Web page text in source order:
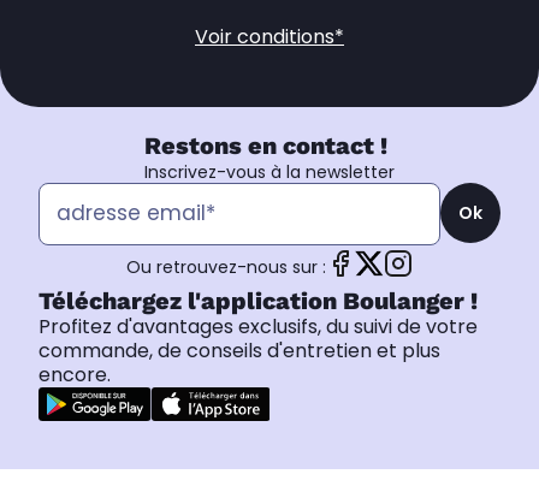
Voir conditions*
Restons en contact !
Inscrivez-vous à la newsletter
Ok
Ou retrouvez-nous sur :
Téléchargez l'application Boulanger !
Profitez d'avantages exclusifs, du suivi de votre
commande, de conseils d'entretien et plus
encore.